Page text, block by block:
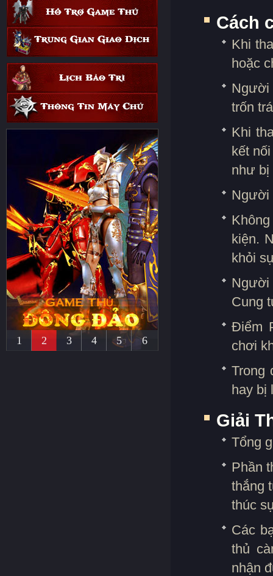
1 2 3 4 5 6
Cách
Khi
hoặc
trốn
Khi
kết
như bị
Người
kiện.
khỏi
Người
Cung
Điểm
chơi
Trong
hay bị
Giải
Tổng
Phần
thắng
thúc
Các
thủ
nhận